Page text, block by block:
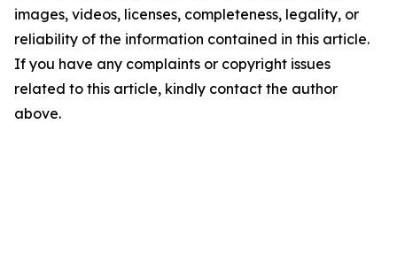
images, videos, licenses, completeness, legality, or
reliability of the information contained in this article.
If you have any complaints or copyright issues
related to this article, kindly contact the author
above.